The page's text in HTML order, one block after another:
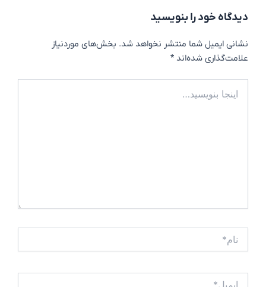
دیدگاه‌ خود را بنویسید
نشانی ایمیل شما منتشر نخواهد شد. بخش‌های موردنیاز
علامت‌گذاری شده‌اند *
بنویسید…